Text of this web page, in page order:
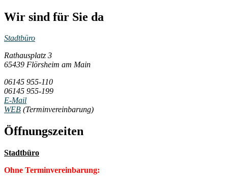
Wir sind für Sie da
Stadtbüro
Rathausplatz 3
65439 Flörsheim am Main
06145 955-110
06145 955-199
E-Mail
WEB (Terminvereinbarung)
Öffnungszeiten
Stadtbüro
Ohne Terminvereinbarung: